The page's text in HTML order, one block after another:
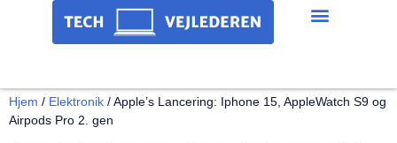
Hjem / Elektronik /Apple’s Lancering: Iphone 15, AppleWatch S9 og
Airpods Pro 2. gen